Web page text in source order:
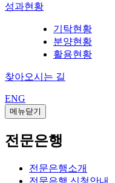
성과현황
기탁현황
분양현황
활용현황
찾아오시는 길
ENG
메뉴닫기
전문은행
전문은행소개
전문은행 신청안내